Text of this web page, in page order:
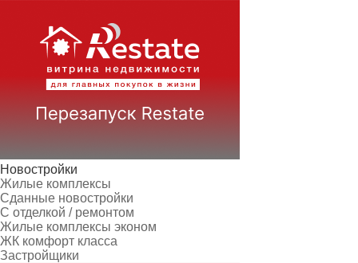
Новостройки
Жилые комплексы
Сданные новостройки
С отделкой / ремонтом
Жилые комплексы эконом
ЖК комфорт класса
Застройщики